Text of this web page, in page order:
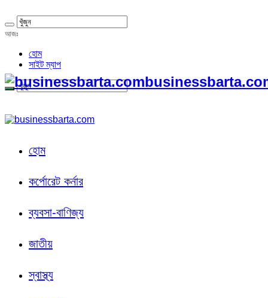
আজঃ
হোম
সাইট ম্যাপ
হোম
কর্পোরেট কর্নার
ব্যবসা-বাণিজ্য
জাতীয়
স্বাস্থ্য